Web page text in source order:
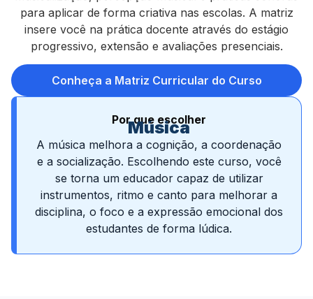
para aplicar de forma criativa nas escolas. A matriz
insere você na prática docente através do estágio
progressivo, extensão e avaliações presenciais.
Conheça a Matriz Curricular do Curso
Por que escolher
Música
A música melhora a cognição, a coordenação
e a socialização. Escolhendo este curso, você
se torna um educador capaz de utilizar
instrumentos, ritmo e canto para melhorar a
disciplina, o foco e a expressão emocional dos
estudantes de forma lúdica.